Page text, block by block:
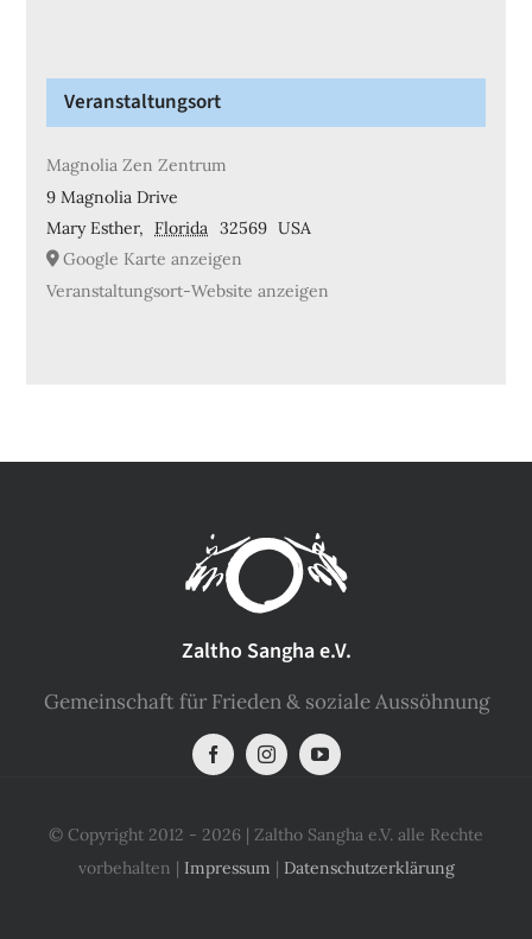
Veranstaltungsort
Magnolia Zen Zentrum
9 Magnolia Drive
Mary Esther, Florida 32569 USA
Google Karte anzeigen
Veranstaltungsort-Website anzeigen
Zaltho Sangha e.V.
Gemeinschaft für Frieden & soziale Aussöhnung
© Copyright 2012 - 2026 | Zaltho Sangha e.V. alle Rechte
vorbehalten | Impressum | Datenschutzerklärung